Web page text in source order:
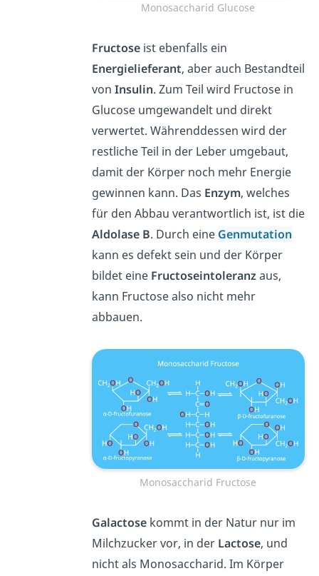
Monosaccharid Glucose
Fructoseist ebenfalls ein
Energielieferant, aber auch Bestandteil
von Insulin. Zum Teil wird Fructose in
Glucose umgewandelt und direkt
verwertet. Währenddessen wird der
restliche Teil in der Leber umgebaut,
damit der Körper noch mehr Energie
gewinnen kann. Das Enzym, welches
für den Abbau verantwortlich ist, ist die
Aldolase B. Durch eine Genmutation
kann es defekt sein und der Körper
bildet eine Fructoseintoleranzaus,
kann Fructose also nicht mehr
abbauen.
Monosaccharid Fructose
Galactosekommt in der Natur nur im
Milchzucker vor, in der Lactose, und
nicht als Monosaccharid. Im Körper